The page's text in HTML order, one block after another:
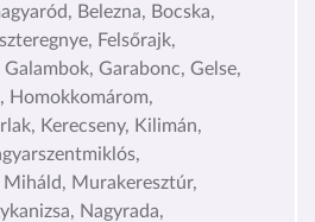
Belezna, Bocska,
Felsőrajk,
Galambok, Garabonc, Gelse,
Homokkomárom,
Kerecseny, Kilimán,
Miháld, Murakeresztúr,
Nagyrada,